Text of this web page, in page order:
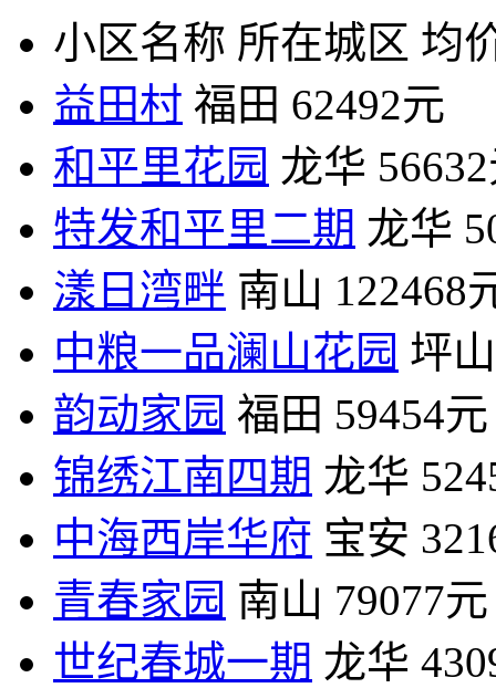
小区名称 所在城区 均
益田村 福田 62492元
和平里花园 龙华
特发和平里二期 龙华
漾日湾畔 南山 122468
中粮一品澜山花园 坪山
韵动家园 福田 59454元
锦绣江南四期 龙华
中海西岸华府 宝安
青春家园 南山 79077元
世纪春城一期 龙华